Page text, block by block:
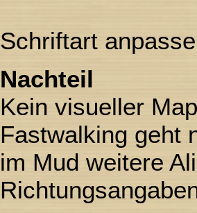
Schriftart
Nachteil
Kein visueller
Fastwalking geht
im Mud weitere